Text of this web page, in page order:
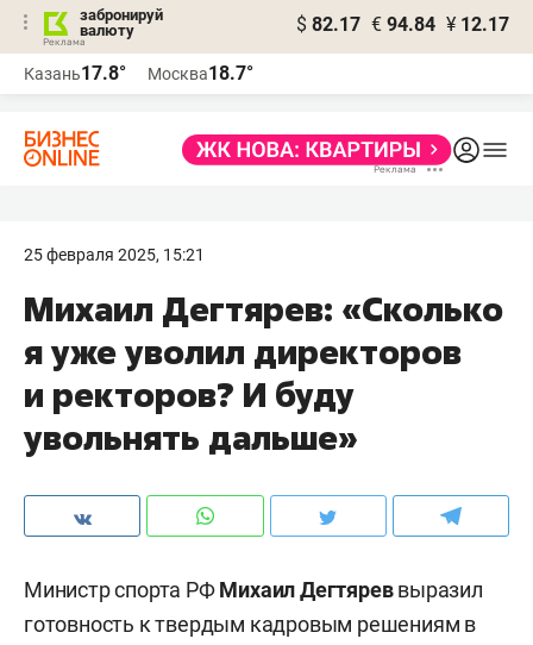
забронируй
валюту
$ 82.17 € 94.84 ¥ 12.17
Казань17.8° Москва18.7°
25 февраля 2025, 15:21
Михаил Дегтярев: «Сколько
я уже уволил директоров
и ректоров? И буду
увольнять дальше»
Министр спорта РФМихаил Дегтяреввыразил
готовность к твердым кадровым решениям в